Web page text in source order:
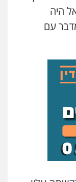
היה
עם